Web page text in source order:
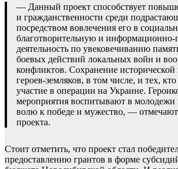
— Данный проект способствует
и гражданственности среди
посредством вовлечения его в
благотворительную и информационно-
деятельность по увековечиванию
боевых действий локальных войн и
конфликтов. Сохранение
героев-земляков, в том числе, и тех,
участие в операции на Украине.
мероприятия воспитывают в молодежи
волю к победе и мужество, — отмечают
проекта.
Стоит отметить, что проект стал
предоставлению грантов в форме